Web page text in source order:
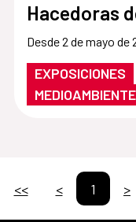
Hacedoras
Desde 2 de mayo
EXPOSICIONES
<< < 1 >